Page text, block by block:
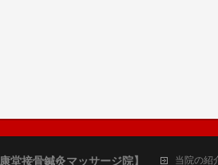
堂接骨鍼灸マッサージ院】 当院の紹